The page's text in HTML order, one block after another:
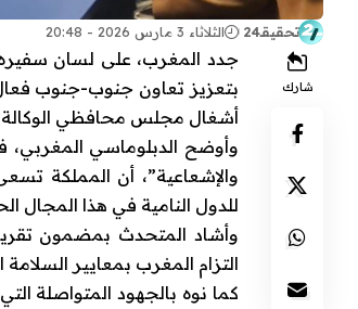
تحقيقـ24 الثلاثاء 3 مارس 2026 - 20:48
شارك
جدد المغرب، على لسان سفيره
بتعزيز تعاون جنوب-جنوب
أشغال مجلس محافظي
وأوضح الدبلوماسي المغربي،
والإشعاعية”، أن المملكة
للدول النامية في هذا المجال
وأشاد المتحدث بمضمون تقرير
التزام المغرب بمعايير السلامة
كما نوه بالجهود المتواصلة